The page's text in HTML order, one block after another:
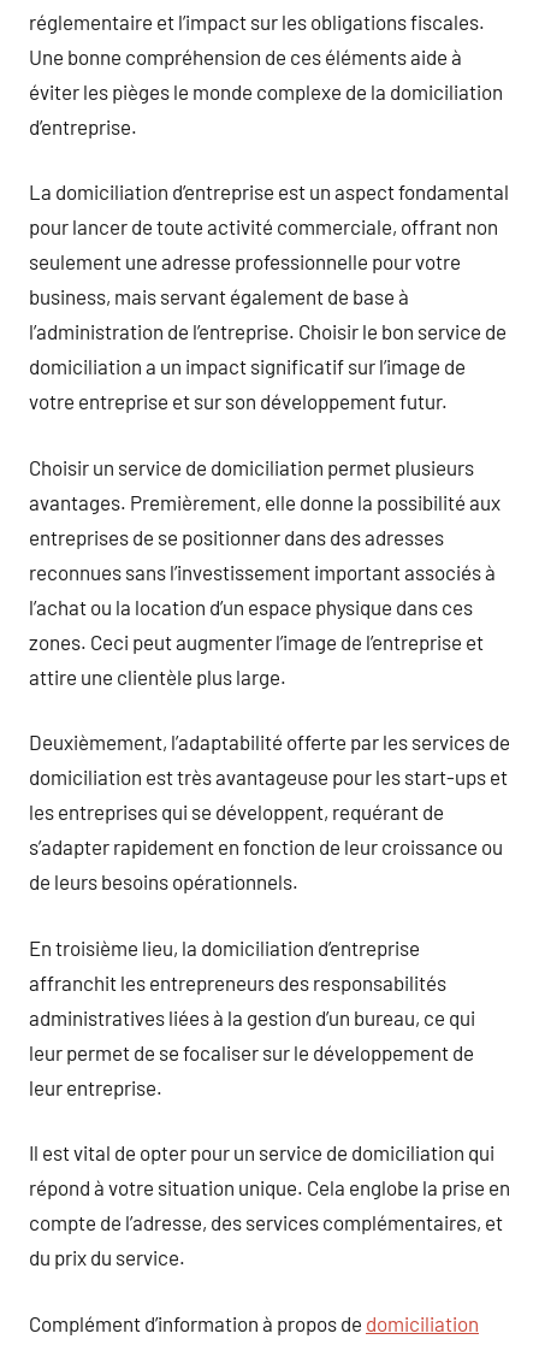
réglementaire et l’impact sur les obligations fiscales.
Une bonne compréhension de ces éléments aide à
éviter les pièges le monde complexe de la domiciliation
d’entreprise.
La domiciliation d’entreprise est un aspect fondamental
pour lancer de toute activité commerciale, offrant non
seulement une adresse professionnelle pour votre
business, mais servant également de base à
l’administration de l’entreprise. Choisir le bon service de
domiciliation a un impact significatif sur l’image de
votre entreprise et sur son développement futur.
Choisir un service de domiciliation permet plusieurs
avantages. Premièrement, elle donne la possibilité aux
entreprises de se positionner dans des adresses
reconnues sans l’investissement important associés à
l’achat ou la location d’un espace physique dans ces
zones. Ceci peut augmenter l’image de l’entreprise et
attire une clientèle plus large.
Deuxièmement, l’adaptabilité offerte par les services de
domiciliation est très avantageuse pour les start-ups et
les entreprises qui se développent, requérant de
s’adapter rapidement en fonction de leur croissance ou
de leurs besoins opérationnels.
En troisième lieu, la domiciliation d’entreprise
affranchit les entrepreneurs des responsabilités
administratives liées à la gestion d’un bureau, ce qui
leur permet de se focaliser sur le développement de
leur entreprise.
Il est vital de opter pour un service de domiciliation qui
répond à votre situation unique. Cela englobe la prise en
compte de l’adresse, des services complémentaires, et
du prix du service.
Complément d’information à propos de domiciliation